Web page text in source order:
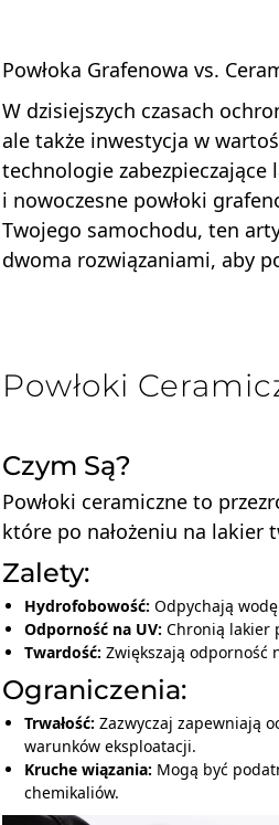
Powłoka Grafenowa vs.
W dzisiejszych czasach
ale także inwestycja w
technologie
i nowoczesne powłoki
Twojego samochodu, ten
dwoma rozwiązaniami, aby
Powłoki
Czym Są?
Powłoki ceramiczne to
które po nałożeniu na lakier
Zalety:
Hydrofobowość: Odpychają
Odporność na UV: Chronią lakier
Twardość: Zwiększają odporność
Ograniczenia:
Trwałość: Zazwyczaj zapewniają
warunków eksploatacji.
Kruche wiązania: Mogą być
chemikaliów.